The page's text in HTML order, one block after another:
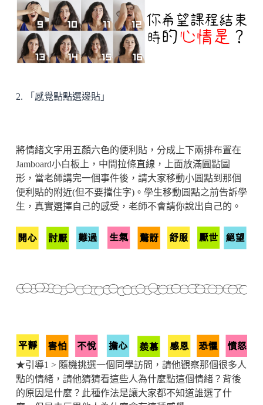
2. 「感覺點點選邊貼」
將情緒文字用五顏六色的便利貼，分成上下兩排布置在
Jamboard小白板上，中間拉條直線，上面放滿圓點圖
形，當老師講完一個事件後，請大家移動小圓點到那個
便利貼的附近(但不要擋住字)。學生移動圓點之前告訴學
生，真實選擇自己的感受，老師不會請你說出自己的。
★引導1 > 隨機挑選一個同學訪問，請他觀察那個很多人
點的情緒，請他猜猜看這些人為什麼點這個情緒？背後
的原因是什麼？此種作法是讓大家都不知道誰選了什